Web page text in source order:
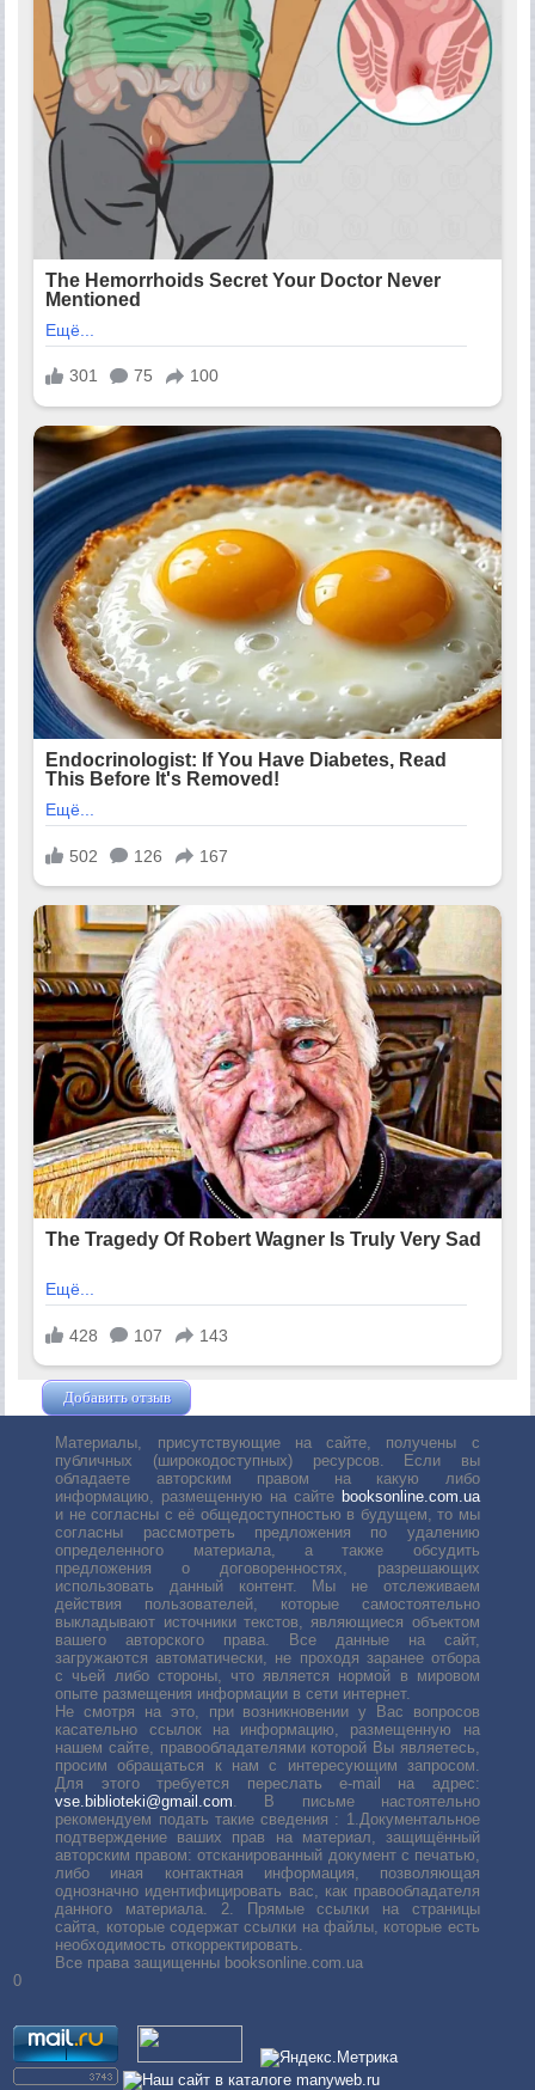
Добавить отзыв
Материалы, присутствующие на сайте, получены с
публичных (широкодоступных) ресурсов. Если вы
обладаете авторским правом на какую либо
информацию, размещенную на сайте booksonline.com.ua
и не согласны с её общедоступностью в будущем, то мы
согласны рассмотреть предложения по удалению
определенного материала, а также обсудить
предложения о договоренностях, разрешающих
использовать данный контент. Мы не отслеживаем
действия пользователей, которые самостоятельно
выкладывают источники текстов, являющиеся объектом
вашего авторского права. Все данные на сайт,
загружаются автоматически, не проходя заранее отбора
с чьей либо стороны, что является нормой в мировом
опыте размещения информации в сети интернет.
Не смотря на это, при возникновении у Вас вопросов
касательно ссылок на информацию, размещенную на
нашем сайте, правообладателями которой Вы являетесь,
просим обращаться к нам с интересующим запросом.
Для этого требуется переслать е-mail на адрес:
vse.biblioteki@gmail.com. В письме настоятельно
рекомендуем подать такие сведения : 1.Документальное
подтверждение ваших прав на материал, защищённый
авторским правом: отсканированный документ с печатью,
либо иная контактная информация, позволяющая
однозначно идентифицировать вас, как правообладателя
данного материала. 2. Прямые ссылки на страницы
сайта, которые содержат ссылки на файлы, которые есть
необходимость откорректировать.
Все права защищенны booksonline.com.ua
0